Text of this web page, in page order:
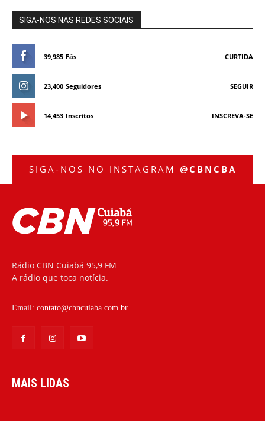
SIGA-NOS NAS REDES SOCIAIS
39,985 Fãs CURTIDA
23,400 Seguidores SEGUIR
14,453 Inscritos INSCREVA-SE
SIGA-NOS NO INSTAGRAM @CBNCBA
Rádio CBN Cuiabá 95,9 FM
A rádio que toca notícia.
Email: contato@cbncuiaba.com.br
MAIS LIDAS